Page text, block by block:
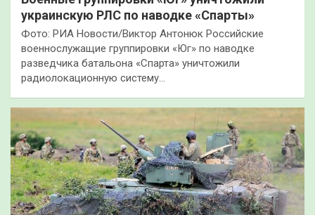
украинскую РЛС по наводке «Спарты»
Фото: РИА Новости/Виктор Антонюк Российские
военнослужащие группировки «Юг» по наводке
разведчика батальона «Спарта» уничтожили
радиолокационную систему…